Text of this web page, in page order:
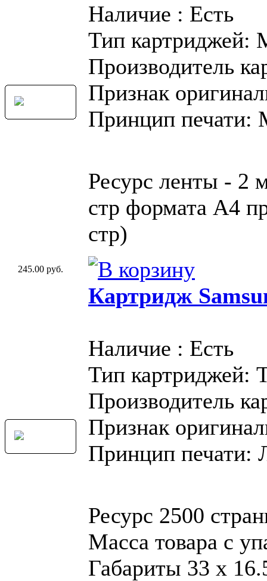
Наличие : Есть
Тип картриджей:
Производитель
Признак
Принцип печати:
Ресурс ленты - 2
стр формата A4
стр)
245.00 руб.
Картридж
Наличие : Есть
Тип картриджей:
Производитель
Признак
Принцип печати:
Ресурс 2500
Масса товара с
Габариты 33 x